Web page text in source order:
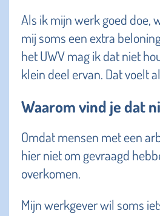
Als ik mijn werk goed doe,
mij soms een extra
het UWV mag ik dat niet
klein deel ervan. Dat voelt
Waarom vind je dat
Omdat mensen met een
hier niet om gevraagd
overkomen.
Mijn werkgever wil soms